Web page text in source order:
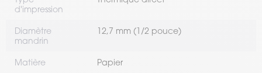
d'impression
Diamètre
mandrin
12,7 mm (1/2 pouce)
Matière Papier